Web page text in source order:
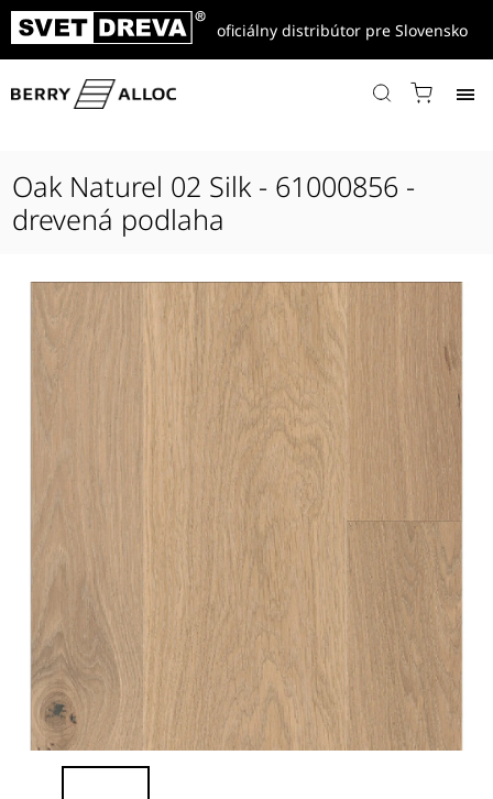
oficiálny distribútor pre Slovensko
Domov / Produkty / Drevené parkety Les Essentiels /
Essentiel Regular
Oak Naturel 02 Silk - 61000856 - drevená podlaha
Oak Naturel 02 Silk - 61000856 -
drevená podlaha